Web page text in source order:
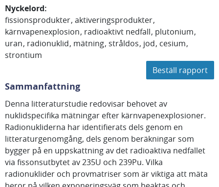
Nyckelord:
fissionsprodukter aktiveringsprodukter
kärnvapenexplosion radioaktivt nedfall plutonium
uran radionuklid mätning stråldos jod cesium
strontium
Beställ rapport
Sammanfattning
Denna litteraturstudie redovisar behovet av
nuklidspecifika mätningar efter kärnvapenexplosioner.
Radionukliderna har identifierats dels genom en
litteraturgenomgång, dels genom beräkningar som
bygger på en uppskattning av det radioaktiva nedfallet
via fissonsutbytet av 235U och 239Pu. Vilka
radionuklider och provmatriser som är viktiga att mäta